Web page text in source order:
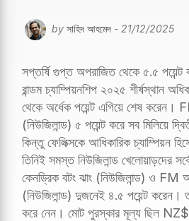
by সাহিদ আহমেদ - 21/12/2025
সপ্তর্ষি গুপ্ত অপরাজিত থেকে ৫.৫ পয়েন্ট
রান্ডম চ্যাম্পিয়নশিপ ২০২৫ শীর্ষস্থান
থেকে অর্ধেক পয়েন্ট এগিয়ে শেষ করেন।
(নিউজিলান্ড) ৫ পয়েন্ট করে সব মিলিয়ে
কিন্তু ফেলিক্সকে আধিকারিক চ্যাম্পিয়ন
তিনিই সমস্ত নিউজিলান্ড খেলোয়াড়দের
কেনড্রিক বটং ঝাং (নিউজিলান্ড) ও
(নিউজিলান্ড) দুজনেই ৪.৫ পয়েন্ট করেন।
করে নেন। মোট পুরস্কার মূল্য ছিল